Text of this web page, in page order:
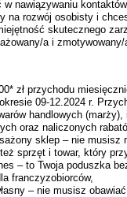
w nawiązywaniu
na rozwój osobisty i
skutecznego
a i zmotywowany/
zł przychodu
09-12.2024 r.
handlowych
oraz naliczonych
sklep – nie
sprzęt i towar, który
– to Twoja poduszka
franczyzobiorców,
– nie musisz